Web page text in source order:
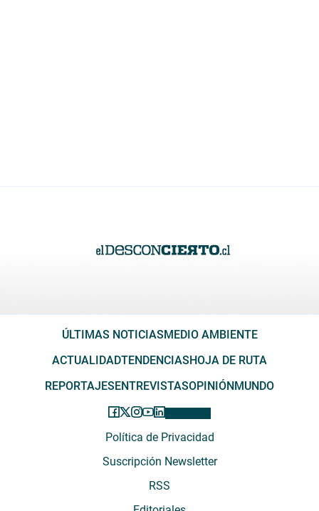
ÚLTIMAS NOTICIASMEDIO AMBIENTE
ACTUALIDADTENDENCIASHOJA DE RUTA
REPORTAJESENTREVISTASOPINIÓNMUNDO
Política de Privacidad
Suscripción Newsletter
RSS